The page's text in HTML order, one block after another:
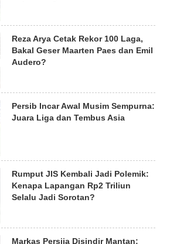
Reza Arya Cetak Rekor 100 Laga,
Bakal Geser Maarten Paes dan Emil
Audero?
Persib Incar Awal Musim Sempurna:
Juara Liga dan Tembus Asia
Rumput JIS Kembali Jadi Polemik:
Kenapa Lapangan Rp2 Triliun
Selalu Jadi Sorotan?
Markas Persija Disindir Mantan: